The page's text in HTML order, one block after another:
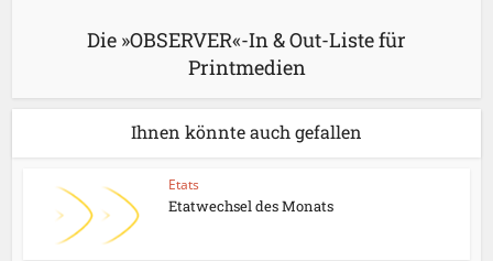
Die »OBSERVER«-In & Out-Liste für
Printmedien
Ihnen könnte auch gefallen
Etats
Etatwechsel des Monats